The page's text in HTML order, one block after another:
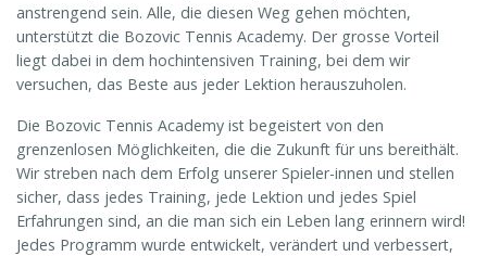
anstrengend sein. Alle, die diesen Weg gehen möchten,
unterstützt die Bozovic Tennis Academy. Der grosse Vorteil
liegt dabei in dem hochintensiven Training, bei dem wir
versuchen, das Beste aus jeder Lektion herauszuholen.
Die Bozovic Tennis Academy ist begeistert von den
grenzenlosen Möglichkeiten, die die Zukunft für uns bereithält.
Wir streben nach dem Erfolg unserer Spieler-innen und stellen
sicher, dass jedes Training, jede Lektion und jedes Spiel
Erfahrungen sind, an die man sich ein Leben lang erinnern wird!
Jedes Programm wurde entwickelt, verändert und verbessert,